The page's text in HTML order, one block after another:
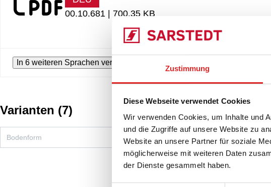
Zustimmung
Diese Webseite verwendet Cookies
Wir verwenden Cookies, um Inhalte und
und die Zugriffe auf unsere Website zu
Website an unsere Partner für soziale
möglicherweise mit weiteren Daten
der Dienste gesammelt haben.
00.10.681 | 700.35 KB
In 6 weiteren Sprachen verfügbar
Varianten (7)
ELISA-Platte, 96 Well,